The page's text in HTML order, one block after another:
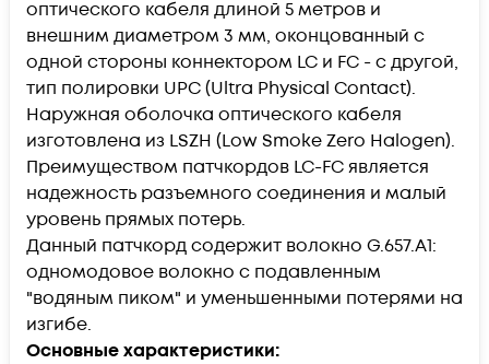
оптического кабеля длиной 5 метров и
внешним диаметром 3 мм, оконцованный с
одной стороны коннектором LC и FC - с другой,
тип полировки UPC (Ultra Physical Contact).
Наружная оболочка оптического кабеля
изготовлена из LSZH (Low Smoke Zero Halogen).
Преимуществом патчкордов LC-FC является
надежность разъемного соединения и малый
уровень прямых потерь.
Данный патчкорд содержит волокно G.657.А1:
одномодовое волокно с подавленным
"водяным пиком" и уменьшенными потерями на
изгибе.
Основные характеристики: